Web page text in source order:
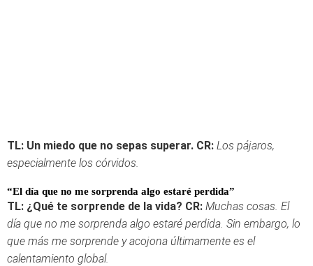
TL: Un miedo que no sepas superar. CR: Los pájaros,
especialmente los córvidos.
“El día que no me sorprenda algo estaré perdida”
TL: ¿Qué te sorprende de la vida? CR: Muchas cosas. El
día que no me sorprenda algo estaré perdida. Sin embargo, lo
que más me sorprende y acojona últimamente es el
calentamiento global.